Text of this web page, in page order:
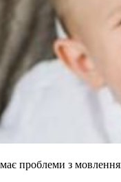
проблеми з